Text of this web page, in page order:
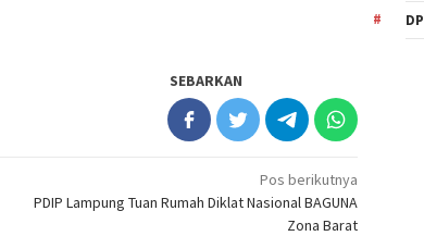
SEBARKAN
Pos berikutnya
PDIP Lampung Tuan Rumah Diklat Nasional BAGUNA
Zona Barat